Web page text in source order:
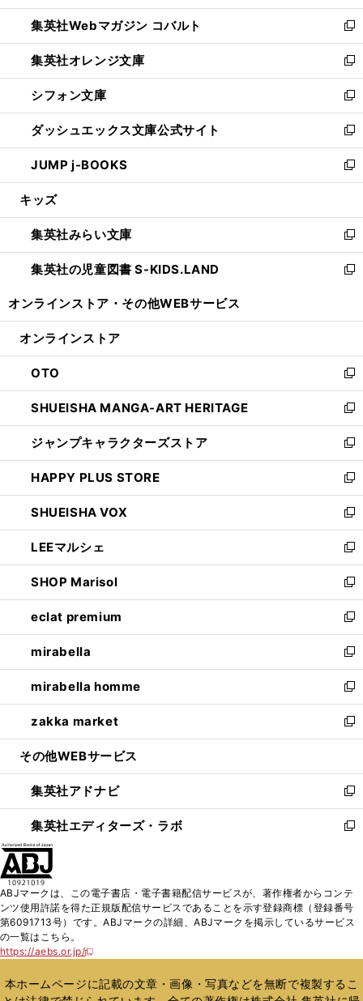
開
く
ウ
で
開
く
ン
ド
ウ
で
開
く
ウ
ィ
ン
ド
ウ
で
開
く
集英社Webマガジン コバルト
新
し
い
ウ
ィ
ン
ド
ウ
で
開
集英社オレンジ文庫
新
し
い
ウ
ィ
ン
ド
ウ
開
く
シフォン文庫
新
し
い
ウ
ィ
ン
ウ
で
開
く
ダッシュエックス文庫公式サイト
新
し
い
ウ
ン
ド
ウ
で
JUMP j-BOOKS
新
し
ウ
ィ
ン
ド
開
キッズ
集英社みらい文庫
新
し
い
ン
ウ
で
開
く
集英社の児童図書 S-KIDS.LAND
新
ウ
ン
ド
ウ
で
開
く
オンラインストア・ その他WEBサービス
オンラインストア
OTO
新
し
い
ウ
ィ
ン
ド
ウ
で
開
く
SHUEISHA MANGA-ART HERITAGE
新
し
い
ウ
ィ
ン
ド
ウ
で
開
く
ジャンプキャラクターズストア
新
し
い
ウ
ィ
ン
ド
ウ
で
開
く
HAPPY PLUS STORE
新
し
い
ウ
ィ
ン
ド
ウ
で
開
く
SHUEISHA VOX
新
し
い
ウ
ィ
ン
ド
ウ
で
開
く
LEEマルシェ
新
し
い
ウ
ィ
ン
ド
ウ
で
開
く
SHOP Marisol
新
し
い
ウ
ィ
ン
ド
ウ
で
開
eclat premium
新
し
い
ウ
ィ
ン
ド
ウ
開
く
mirabella
新
し
い
ウ
ィ
ン
ウ
で
開
く
mirabella homme
新
し
い
ウ
ン
ド
ウ
で
zakka market
新
し
ウ
ィ
ン
ド
く
その他WEBサービス
集英社アドナビ
新
し
い
ド
ウ
で
集英社エディターズ・ラボ
新
ィ
ン
ド
開
ABJマークは、この電子書店・電子書籍配信サービスが、著作権者からコンテ
ンツ使用許諾を得た正規版配信サービスであることを示す登録商標（登録番号
第6091713号）です。ABJマークの詳細、ABJマークを掲示しているサービス
の一覧はこちら。
https://aebs.or.jp/
新
い
ウ
本ホームページに記載の文章・画像・写真などを無断で複製するこ